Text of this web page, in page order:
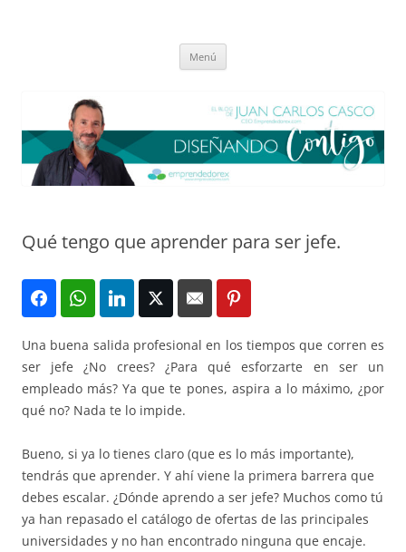
Menú
Qué tengo que aprender para ser jefe.
Una buena salida profesional en los tiempos que corren es
ser jefe ¿No crees? ¿Para qué esforzarte en ser un
empleado más? Ya que te pones, aspira a lo máximo, ¿por
qué no? Nada te lo impide.
Bueno, si ya lo tienes claro (que es lo más importante),
tendrás que aprender. Y ahí viene la primera barrera que
debes escalar. ¿Dónde aprendo a ser jefe? Muchos como tú
ya han repasado el catálogo de ofertas de las principales
universidades y no han encontrado ninguna que encaje.